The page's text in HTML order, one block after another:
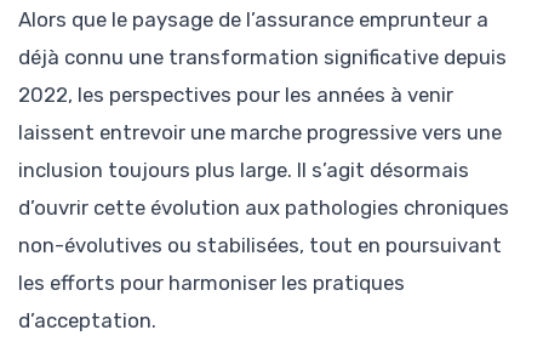
Alors que le paysage de l’assurance emprunteur a
déjà connu une transformation significative depuis
2022, les perspectives pour les années à venir
laissent entrevoir une marche progressive vers une
inclusion toujours plus large. Il s’agit désormais
d’ouvrir cette évolution aux pathologies chroniques
non-évolutives ou stabilisées, tout en poursuivant
les efforts pour harmoniser les pratiques
d’acceptation.